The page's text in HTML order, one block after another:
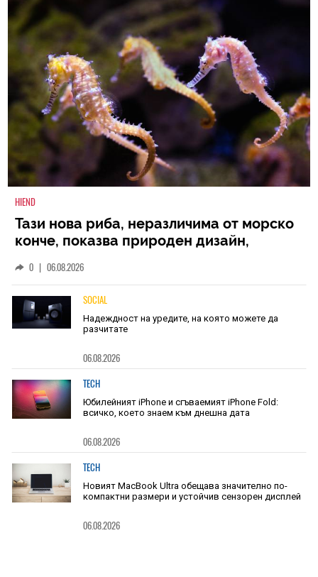
HIEND
Тази нова риба, неразличима от морско
конче, показва природен дизайн,
0 | 06.08.2026
SOCIAL
Надеждност на уредите, на която можете да
разчитате
06.08.2026
TECH
Юбилейният iPhone и сгъваемият iPhone Fold:
всичко, което знаем към днешна дата
06.08.2026
TECH
Новият MacBook Ultra обещава значително по-
компактни размери и устойчив сензорен дисплей
06.08.2026